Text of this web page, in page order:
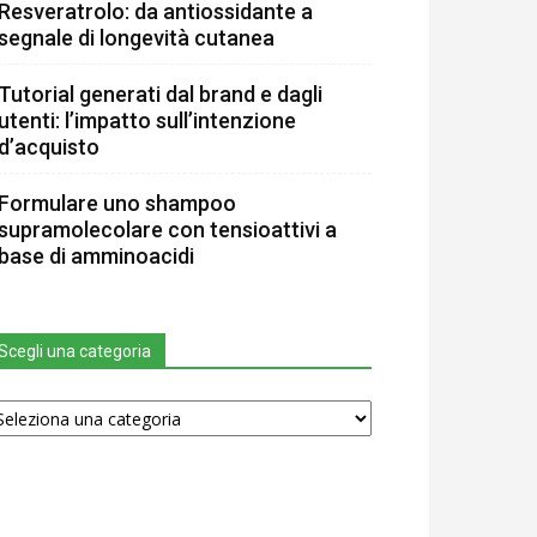
Resveratrolo: da antiossidante a
di longevità cutanea
Tutorial generati dal brand e dagli
utenti: l’impatto sull’intenzione
d’acquisto
Formulare uno shampoo
con tensioattivi a
base di amminoacidi
una categoria